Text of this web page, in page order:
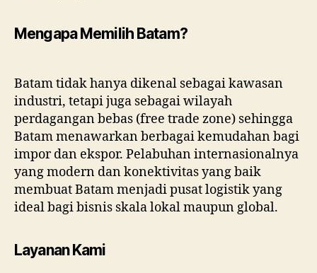
Mengapa Memilih Batam?
Batam tidak hanya dikenal sebagai kawasan
industri, tetapi juga sebagai wilayah
perdagangan bebas (free trade zone) sehingga
Batam menawarkan berbagai kemudahan bagi
impor dan ekspor. Pelabuhan internasionalnya
yang modern dan konektivitas yang baik
membuat Batam menjadi pusat logistik yang
ideal bagi bisnis skala lokal maupun global.
Layanan Kami